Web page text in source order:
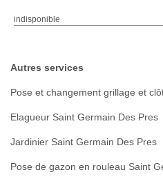
indisponible
Autres services
Pose et changement grillage et
Elagueur Saint Germain Des Pres
Jardinier Saint Germain Des Pres
Pose de gazon en rouleau Saint